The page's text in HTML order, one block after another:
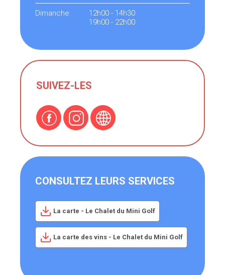
Dimanche
12h00 - 14h30
19h00 - 22h00
SUIVEZ-LES
CONSULTEZ LEURS SERVICES
La carte - Le Chalet du Mini Golf
La carte des vins - Le Chalet du Mini Golf